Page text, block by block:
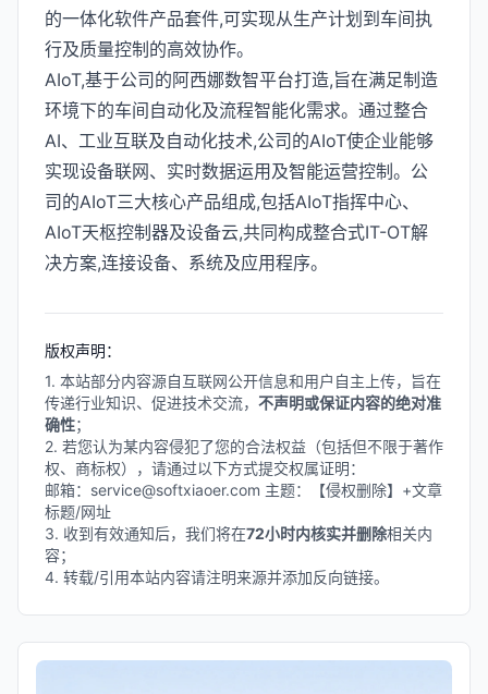
的一体化软件产品套件,可实现从生产计划到车间执
行及质量控制的高效协作。
AIoT,基于公司的阿西娜数智平台打造,旨在满足制造
环境下的车间自动化及流程智能化需求。通过整合
AI、工业互联及自动化技术,公司的AIoT使企业能够
实现设备联网、实时数据运用及智能运营控制。公
司的AIoT三大核心产品组成,包括AIoT指挥中心、
AIoT天枢控制器及设备云,共同构成整合式IT-OT解
决方案,连接设备、系统及应用程序。
版权声明：
1. 本站部分内容源自互联网公开信息和用户自主上传，旨在
传递行业知识、促进技术交流， 不声明或保证内容的绝对准
确性；
2. 若您认为某内容侵犯了您的合法权益（包括但不限于著作
权、商标权），请通过以下方式提交权属证明：
邮箱：service@softxiaoer.com 主题：【侵权删除】+文章
标题/网址
3. 收到有效通知后，我们将在72小时内核实并删除相关内
容；
4. 转载/引用本站内容请注明来源并添加反向链接。